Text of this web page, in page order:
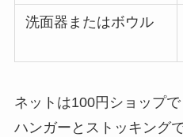
洗面器またはボウル
ネットは100円ショップ
ハンガーとストッキング